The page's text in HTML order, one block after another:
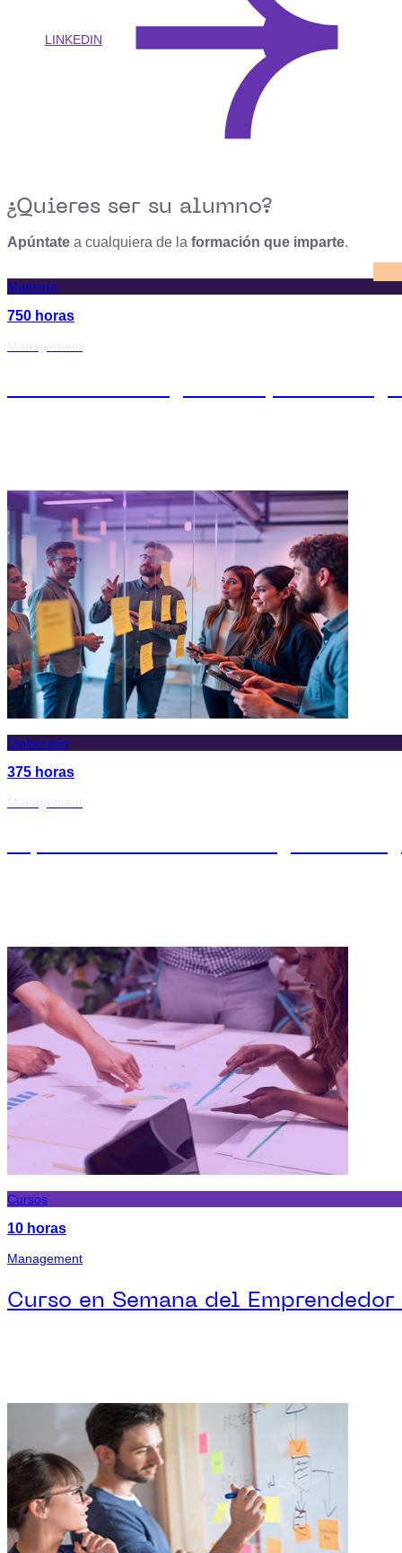
LINKEDIN
¿Quieres ser su alumno?
Apúntate a cualquiera de la formación que imparte.
Maestría
750 horas
Management
Diplomado
375 horas
Management
Cursos
10 horas
Management
Curso en Semana del